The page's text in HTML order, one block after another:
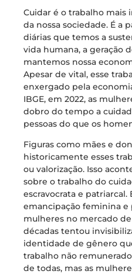
Cuidar é o trabalho
da nossa sociedade. É a
diárias que temos a
vida humana, a geração
mantemos nossa
Apesar de vital, esse
enxergado pela
IBGE, em 2022, as
dobro do tempo a
pessoas do que os
Figuras como mães e
historicamente esses
ou valorização. Isso
sobre o trabalho do
escravocrata e patriarcal.
emancipação feminina e
mulheres no mercado
décadas tentou
identidade de gênero
trabalho não
de todas, mas as